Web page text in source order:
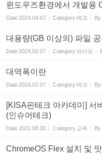
윈도우즈환경에서 개발용
Date2024.04.07 Category테크 By
대용량(GB 이상의) 파일
Date2024.02.07 Category 라이프
대역폭이란
Date2024.02.07 Category테크 By
[KISA핀테크 아카데미] 서
(인슈어테크)
Date2022.08.30 Category 교육 By
ChromeOS Flex 설치 및 맛